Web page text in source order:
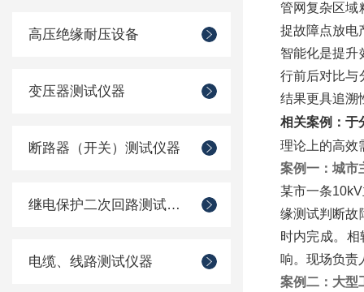
高压绝缘耐压设备
变压器测试仪器
断路器（开关）测试仪器
继电保护二次回路测试仪器
电缆、线路测试仪器
管网复杂区域
捉故障点放电
智能化是提升
行前后对比与
结果更具追溯
相关案例：于
理论上的高效
案例一：城市
某市一条
缘测试判断故
时内完成。
响。现场负责
案例二：大型